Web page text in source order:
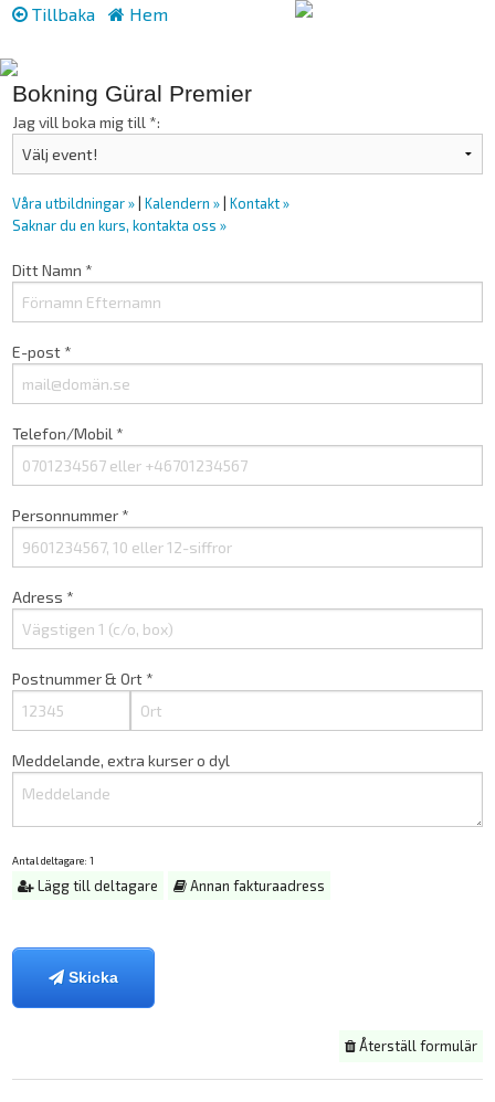
Tillbaka Hem
Bokning Güral Premier
Jag vill boka mig till *:
Våra utbildningar » |Kalendern » |Kontakt »
Saknar du en kurs, kontakta oss »
Ditt Namn *
E-post *
Telefon/Mobil *
Personnummer *
Adress *
Postnummer & Ort *
Meddelande, extra kurser o dyl
Antal deltagare:1
Lägg till deltagare Annan fakturaadress
Skicka
Återställ formulär